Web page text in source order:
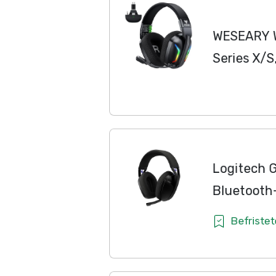
Series X/
Logitech
Komfort
PS4,...